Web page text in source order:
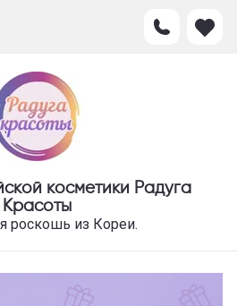
косметики Радуга
Красоты
роскошь из Кореи.